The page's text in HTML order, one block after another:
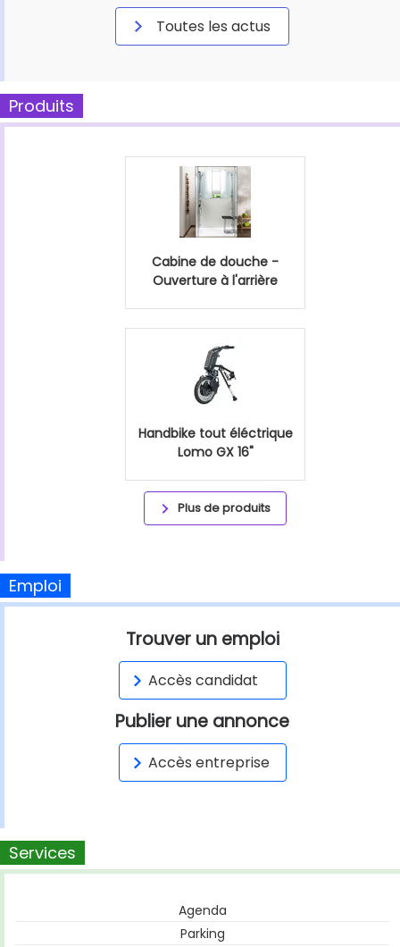
Toutes les actus
Produits
Cabine de douche -
Ouverture à l'arrière
Handbike tout éléctrique
Lomo GX 16"
Plus de produits
Emploi
Trouver un emploi
Accès candidat
Publier une annonce
Accès entreprise
Services
Agenda
Parking